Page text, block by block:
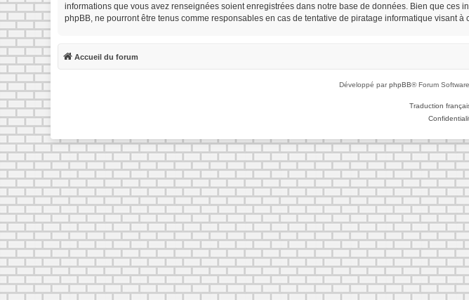
informations que vous avez renseignées soient enregistrées dans notre base de données. Bien que ces
phpBB, ne pourront être tenus comme responsables en cas de tentative de piratage informatique visant à
Accueil du forum
Développé parphpBB® Forum
Traduction